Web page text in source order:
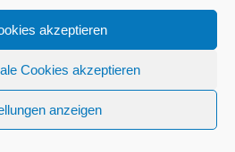
akzeptieren
Cookies akzeptieren
anzeigen